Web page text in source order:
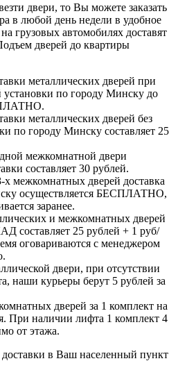
двери, то Вы можете заказать
в любой день недели в удобное
грузовых автомобилях доставят
дверей до квартиры
металлических дверей при
по городу Минску до
металлических дверей без
по городу Минску составляет 25
межкомнатной двери
составляет 30 рублей.
х межкомнатных дверей доставка
осуществляется БЕСПЛАТНО,
заранее.
и межкомнатных дверей
составляет 25 рублей + 1 руб/
оговариваются с менеджером
двери, при отсутствии
наши курьеры берут 5 рублей за
дверей за 1 комплект на
При наличии лифта 1 комплект 4
от этажа.
в Ваш населенный пункт